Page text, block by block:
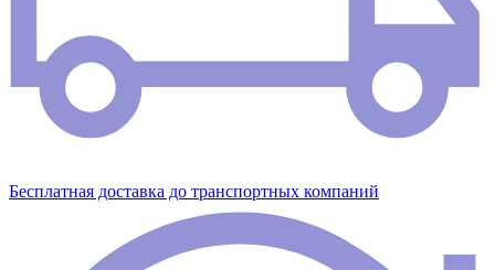
Бесплатная доставка до транспортных компаний